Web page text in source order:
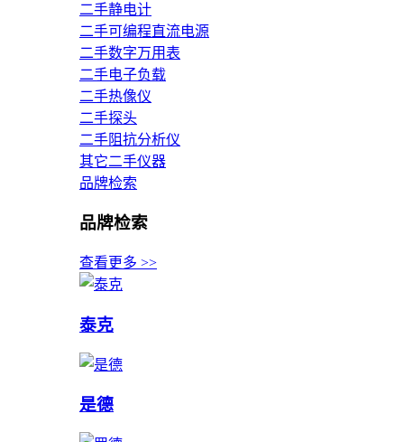
二手静电计
二手可编程直流电源
二手数字万用表
二手电子负载
二手热像仪
二手探头
二手阻抗分析仪
其它二手仪器
品牌检索
品牌检索
查看更多 >>
泰克
是德